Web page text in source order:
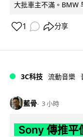
大批車主不滿。BMW
1 分享
3C科技 流動音樂
藍骨 3 小時
Sony 傳推